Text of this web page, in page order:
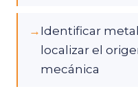
→ Identificar
localizar el
mecánica